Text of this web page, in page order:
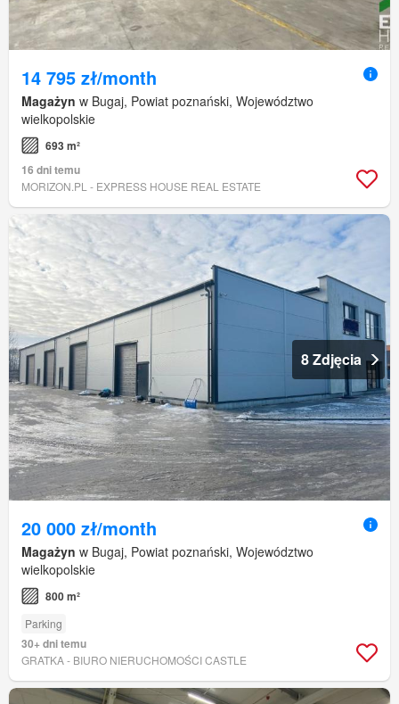
14 795 zł/month
Magażyn w Bugaj, Powiat poznański, Województwo
wielkopolskie
693 m²
16 dni temu
MORIZON.PL - EXPRESS HOUSE REAL ESTATE
8 Zdjęcia
20 000 zł/month
Magażyn w Bugaj, Powiat poznański, Województwo
wielkopolskie
800 m²
Parking
30+ dni temu
GRATKA - BIURO NIERUCHOMOŚCI CASTLE